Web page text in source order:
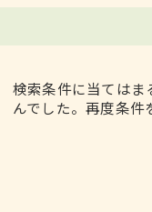
検索条件に当てはま
んでした。再度条件